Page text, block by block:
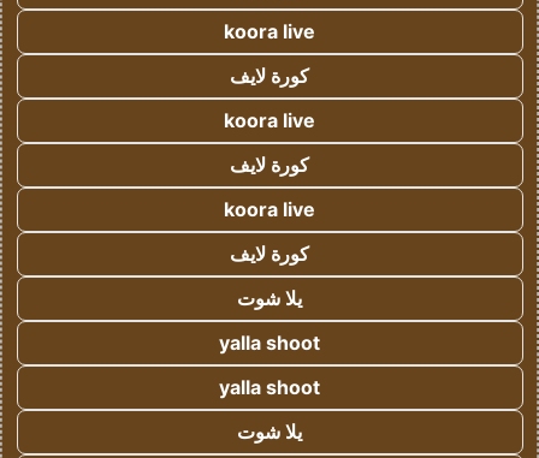
koora live
كورة لايف
koora live
كورة لايف
koora live
كورة لايف
يلا شوت
yalla shoot
yalla shoot
يلا شوت